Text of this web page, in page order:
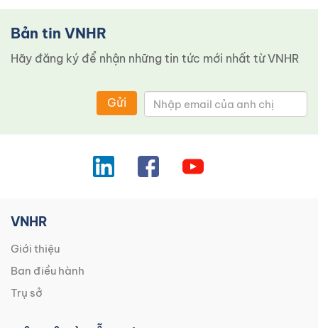
Bản tin VNHR
Hãy đăng ký để nhận những tin tức mới nhất từ ​​VNHR
Gửi
VNHR
Giới thiệu
Ban điều hành
Trụ sở